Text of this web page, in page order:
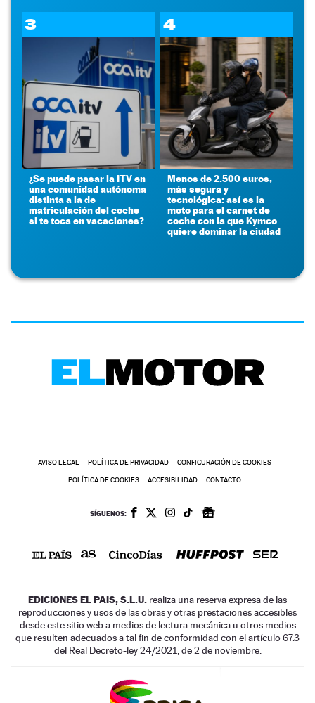
3
¿Se puede pasar la ITV en
una comunidad autónoma
distinta a la de
matriculación del coche
si te toca en vacaciones?
4
Menos de 2.500 euros,
más segura y
tecnológica: así es la
moto para el carnet de
coche con la que Kymco
quiere dominar la ciudad
AVISO LEGAL POLÍTICA DE PRIVACIDAD CONFIGURACIÓN DE COOKIES
POLÍTICA DE COOKIES ACCESIBILIDAD CONTACTO
SÍGUENOS:
EDICIONES EL PAIS, S.L.U. realiza una reserva expresa de las
reproducciones y usos de las obras y otras prestaciones accesibles
desde este sitio web a medios de lectura mecánica u otros medios
que resulten adecuados a tal fin de conformidad con el artículo 67.3
del Real Decreto-ley 24/2021, de 2 de noviembre.